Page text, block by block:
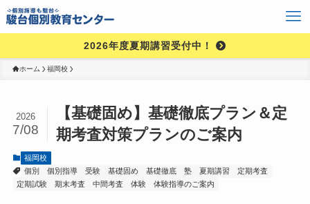
2026年度夏期講習受付中！
ホーム 福岡校
【基礎固め】基礎徹底プラン＆定
期考査対策プランのご案内
2026
7/08
福岡校
個別
個別指導 受験 基礎固め 基礎徹底 塾 夏期講習
定期考査
定期試験
期末考査 中間考査 体験 体験指導のご案内